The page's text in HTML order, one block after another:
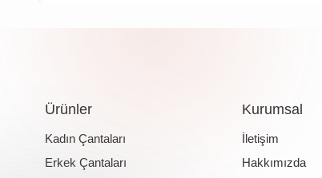
Ürünler
Kadın Çantaları
Erkek Çantaları
Kurumsal
İletişim
Hakkımızda